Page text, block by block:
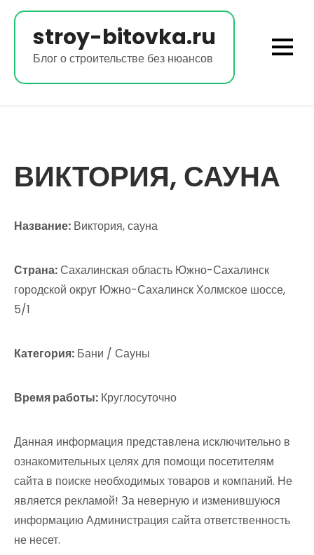
Перейти
содержимому
stroy-bitovka.ru
Блог о строительстве без нюансов
ВИКТОРИЯ, САУНА
Название: Виктория, сауна
Страна:Сахалинская область Южно-Сахалинск
городской округ Южно-Сахалинск Холмское шоссе,
5/1
Категория: Бани / Сауны
Время работы: Круглосуточно
Данная информация представлена исключительно в
ознакомительных целях для помощи посетителям
сайта в поиске необходимых товаров и компаний. Не
является рекламой! За неверную и изменившуюся
информацию Администрация сайта ответственность
не несет.